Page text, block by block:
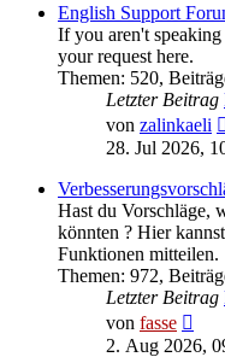
English Support
If you aren't
your request here.
Themen: 520,
Letzter Beitrag
von zalinkaeli
28. Jul 2026,
Hast du Vorschläge,
könnten ? Hier
Funktionen mitteilen.
Themen: 972,
Letzter Beitrag
von fasse
2. Aug 2026,